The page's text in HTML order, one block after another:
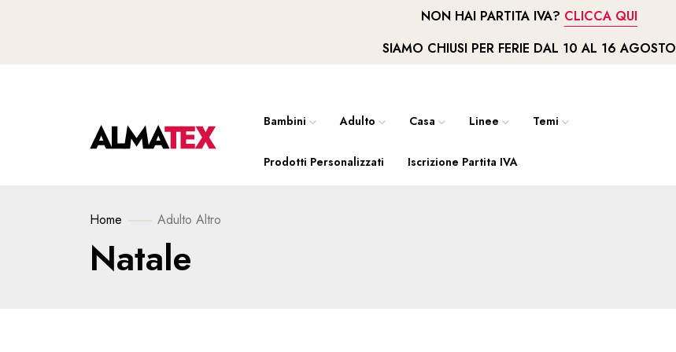
NON HAI PARTITA IVA? CLICCA QUI
SIAMO CHIUSI PER FERIE DAL 10 AL 16 AGOSTO
Bambini Adulto Casa Linee Temi
Prodotti Personalizzati Iscrizione Partita IVA
Home Adulto Altro
Natale